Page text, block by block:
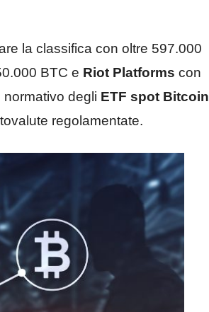
la classifica con oltre 597.000
BTC e Riot Platforms con
normativo degli ETF spot Bitcoin
regolamentate.